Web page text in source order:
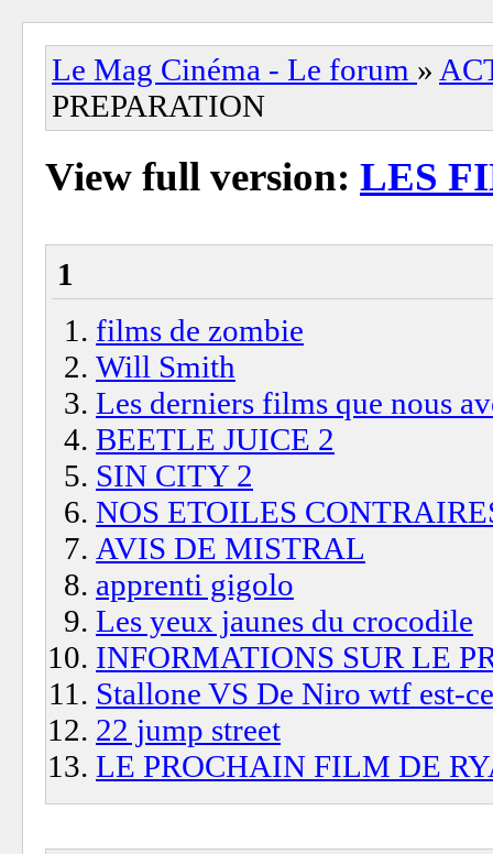
Le Mag Cinéma - Le forum »
PREPARATION
View full version: LES
1
films de zombie
Will Smith
Les derniers films que nous
BEETLE JUICE 2
SIN CITY 2
NOS ETOILES
AVIS DE MISTRAL
apprenti gigolo
Les yeux jaunes du crocodile
INFORMATIONS SUR LE
Stallone VS De Niro wtf est-
22 jump street
LE PROCHAIN FILM DE